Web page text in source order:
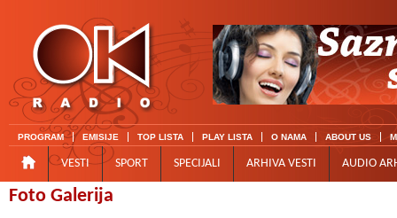
PROGRAM EMISIJE TOP LISTA PLAY LISTA O NAMA ABOUT US
VESTI SPORT SPECIJALI ARHIVA VESTI AUDIO
Foto Galerija